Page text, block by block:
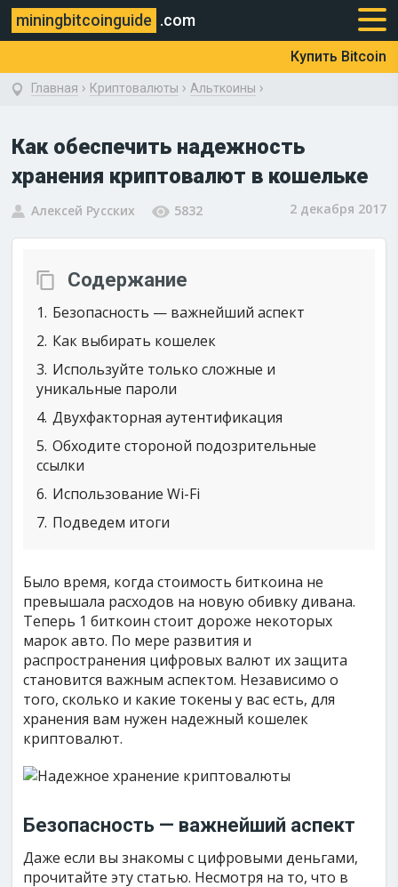
miningbitcoinguide .com
Купить Bitcoin
Главная › Криптовалюты ›Альткоины ›
Как обеспечить надежность
хранения криптовалют в кошельке
Алексей Русских 5832 2 декабря 2017
Содержание
1 Безопасность — важнейший аспект
2 Как выбирать кошелек
3 Используйте только сложные и
уникальные пароли
4 Двухфакторная аутентификация
5 Обходите стороной подозрительные
ссылки
6 Использование Wi-Fi
7 Подведем итоги
Было время, когда стоимость биткоина не
превышала расходов на новую обивку дивана.
Теперь 1 биткоин стоит дороже некоторых
марок авто. По мере развития и
распространения цифровых валют их защита
становится важным аспектом. Независимо о
того, сколько и какие токены у вас есть, для
хранения вам нужен надежный кошелек
криптовалют.
Безопасность — важнейший аспект
Даже если вы знакомы с цифровыми деньгами,
прочитайте эту статью. Несмотря на то, что в